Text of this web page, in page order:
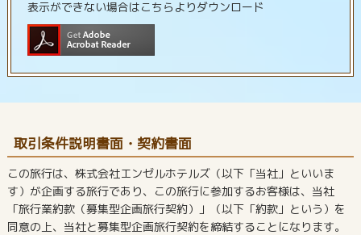
表示ができない場合はこちらよりダウンロード
取引条件説明書面・契約書面
この旅行は、株式会社エンゼルホテルズ（以下「当社」といいま
す）が企画する旅行であり、この旅行に参加するお客様は、当社
「旅行業約款（募集型企画旅行契約）」（以下「約款」という）を
同意の上、当社と募集型企画旅行契約を締結することになります。